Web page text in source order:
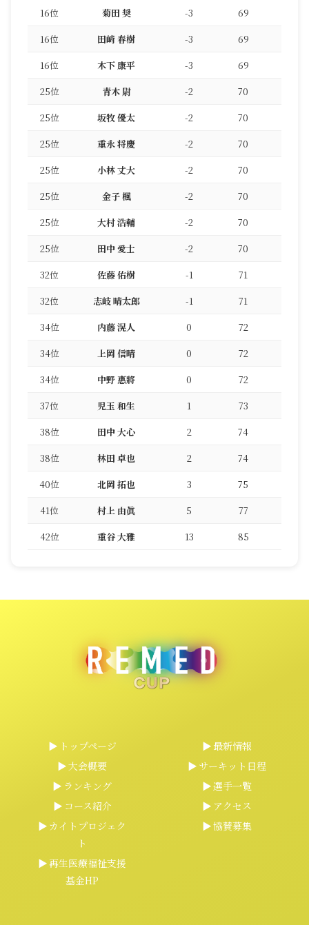
16位
菊田 奨 -3
69
16位
田﨑 春樹 -3
69
16位
木下 康平 -3
69
25位
青木 尉 -2
70
25位
坂牧 優太 -2
70
25位
重永 将慶 -2
70
25位
小林 丈大 -2
70
25位
金子 楓 -2
70
25位
大村 浩輔 -2
70
25位
田中 愛士 -2
70
32位
佐藤 佑樹 -1
71
32位
志岐 晴太郎 -1
71
34位
内藤 滉人 0
72
34位
上岡 信晴 0
72
34位
中野 惠將 0
72
37位
児玉 和生 1
73
38位
田中 大心 2
74
38位
林田 卓也 2
74
40位
北岡 拓也 3
75
41位
村上 由眞 5
77
42位
重谷 大雅 13 85
トップページ
最新情報
大会概要
サーキット日程
ランキング
選手一覧
コース紹介
アクセス
カイトプロジェク
ト
協賛募集
再生医療福祉支援
基金HP